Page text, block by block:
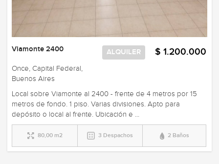
$ 1.200.000
ALQUILER
Viamonte 2400
Once, Capital Federal,
Buenos Aires
Local sobre Viamonte al 2400 - frente de 4 metros por 15
metros de fondo. 1 piso. Varias divisiones. Apto para
depósito o local al frente. Ubicación e ...
80,00 m2 3 Despachos 2 Baños